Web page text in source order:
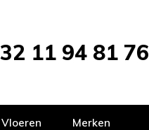
11 94 81 76
Merken